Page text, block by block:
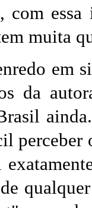
com
muita
em
da
perceber